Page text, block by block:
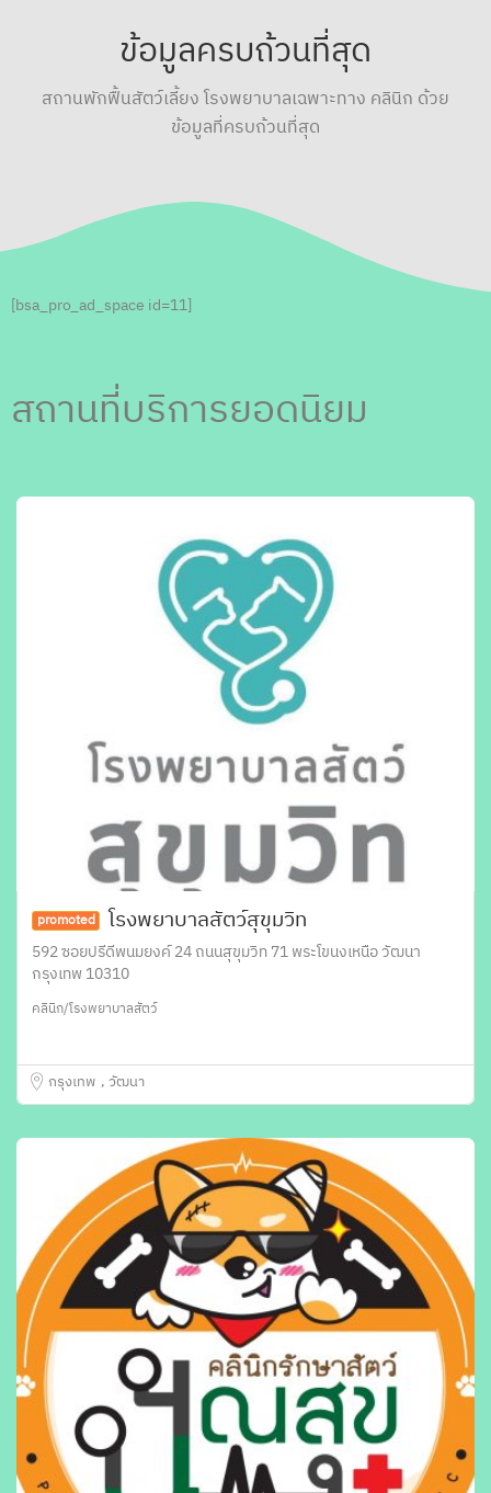
ข้อมูลครบถ้วนที่สุด
สถานพักฟื้นสัตว์เลี้ยง โรงพยาบาลเฉพาะทาง คลินิก ด้วย
ข้อมูลที่ครบถ้วนที่สุด
[bsa_pro_ad_space id=11]
สถานที่บริการยอดนิยม
promoted โรงพยาบาลสัตว์สุขุมวิท
592 ซอยปรีดีพนมยงค์ 24 ถนนสุขุมวิท 71 พระโขนงเหนือ วัฒนา
กรุงเทพ 10310
คลินิก/โรงพยาบาลสัตว์
กรุงเทพ วัฒนา